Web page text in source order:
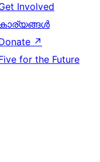
Involved
↗
for the Future